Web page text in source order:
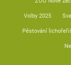
Volby 2025
Pěstování